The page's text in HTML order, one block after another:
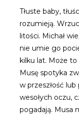
Tłuste baby,
rozumieją.
litości. Michał
nie umie go
kilku lat. Może
Musę spotyka
w przeszłość lub
wesołych oczu,
pogadają. Musa